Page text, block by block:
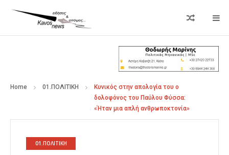
Home 01.ΠΟΛΙΤΙΚΗ
Κυνικός στην απολογία του ο
δολοφόνος του Παύλου Φύσσα:
«Ήταν μια απλή ανθρωποκτονία»
01.ΠΟΛΙΤΙΚΗ